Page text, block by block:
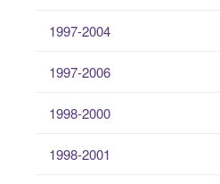
1997-2004
1997-2006
1998-2000
1998-2001